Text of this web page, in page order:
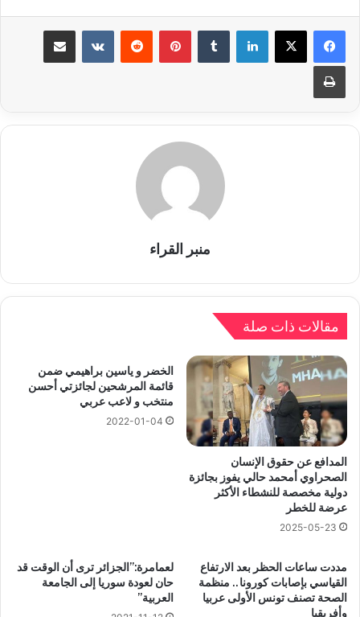
لينكدإن بينتيريست
طباعة
منبر القراء
مقالات ذات صلة
المدافع عن حقوق الإنسان
الصحراوي أمحمد حالي يفوز بجائزة
دولية مخصصة للنشطاء الأكثر
عرضة للخطر
2025-05-23
الخضر و ياسين براهيمي ضمن
قائمة المرشحين لجائزتي أحسن
منتخب و لاعب عربي
2022-01-04
مددت ساعات الحظر بعد الارتفاع
القياسي بإصابات كورونا.. منظمة
الصحة تصنف تونس الأولى عربيا
وأفريقيا
لعمامرة:”الجزائر ترى أن الوقت قد
حان لعودة سوريا إلى الجامعة
العربية”